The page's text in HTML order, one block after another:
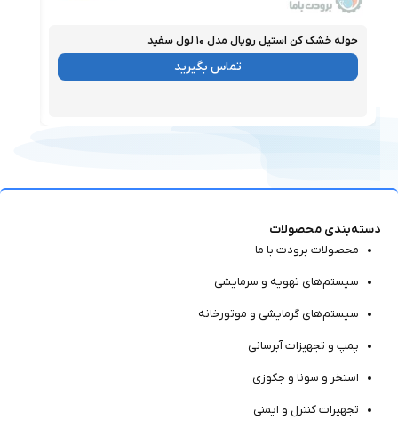
حوله خشک‌ کن استیل رویال مدل ۱۰ لول سفید
موجود
تماس بگیرید
دسته‌بندی محصولات
محصولات برودت با ما
سیستم‌های تهویه و سرمایشی
سیستم‌های گرمایشی و موتور‌خانه
پمپ و تجهیزات آبرسانی
استخر و سونا و جکوزی
تجهیرات کنترل و ایمنی